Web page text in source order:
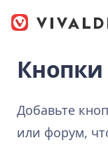
Кнопки
Добавьте
или форум,